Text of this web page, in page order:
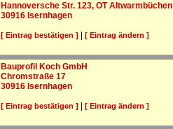
Hannoversche Str. 123, OT Altwarmbüchen
30916 Isernhagen
[ Eintrag bestätigen ] [ Eintrag ändern ]
Bauprofil Koch GmbH
Chromstraße 17
30916 Isernhagen
[ Eintrag bestätigen ] [ Eintrag ändern ]